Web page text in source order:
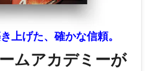
上げた、確かな信頼。
ムアカデミーが